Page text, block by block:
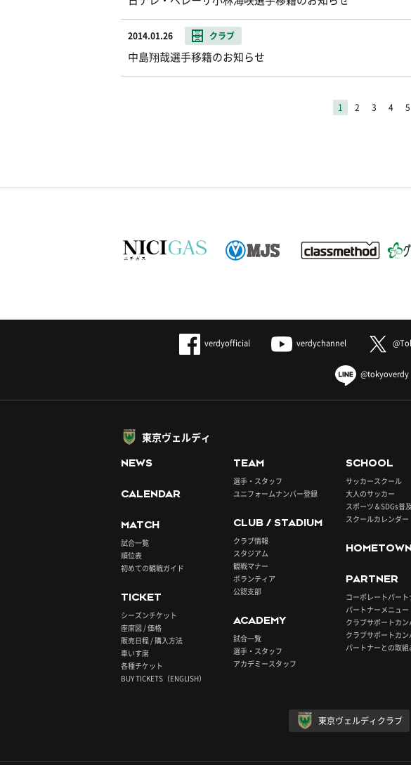
2014.01.26 クラブ
中島翔哉選手移籍のお知らせ
1 2 3 4 5
verdyofficial verdychannel
@tokyoverdy
東京ヴェルディ
NEWS
CALENDAR
MATCH
試合一覧
順位表
初めての観戦ガイド
TICKET
シーズンチケット
座席図 / 価格
販売日程 / 購入方法
車いす席
各種チケット
BUY TICKETS（ENGLISH）
TEAM
選手・スタッフ
ユニフォームナンバー登録
CLUB / STADIUM
クラブ情報
スタジアム
観戦マナー
ボランティア
公認支部
ACADEMY
試合一覧
選手・スタッフ
アカデミースタッフ
SCHOOL
サッカースクール
大人のサッカー
スポーツ＆SDGs普
スクールカレンダー
HOMETOWN
PARTNER
コーポレートパート
パートナーメニュー
クラブサポートカ
クラブサポートカン
パートナーとの取組
東京ヴェルディクラブ